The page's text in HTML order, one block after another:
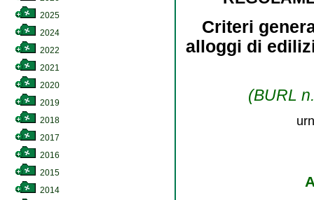
2025
2024
2022
2021
2020
2019
2018
2017
2016
2015
2014
Criteri
alloggi di
(BURL